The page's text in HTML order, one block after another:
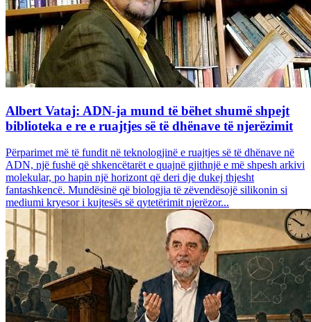
Albert Vataj: ADN-ja mund të bëhet shumë shpejt
biblioteka e re e ruajtjes së të dhënave të njerëzimit
Përparimet më të fundit në teknologjinë e ruajtjes së të dhënave në
ADN, një fushë që shkencëtarët e quajnë gjithnjë e më shpesh arkivi
molekular, po hapin një horizont që deri dje dukej thjesht
fantashkencë. Mundësinë që biologjia të zëvendësojë silikonin si
mediumi kryesor i kujtesës së qytetërimit njerëzor...